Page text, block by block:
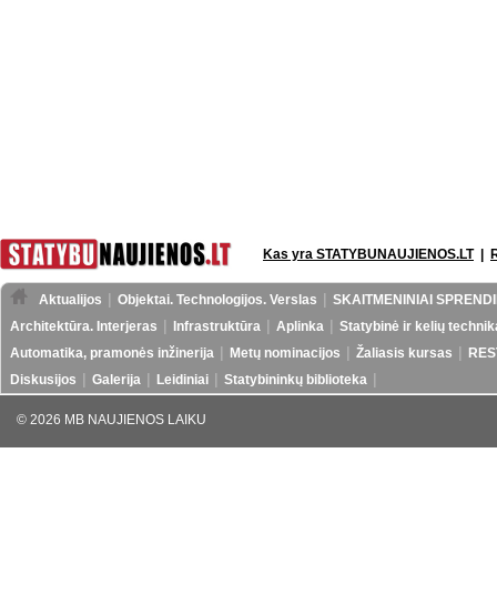
Kas yra STATYBUNAUJIENOS.LT|
Aktualijos Objektai. Technologijos. Verslas
SKAITMENINIAI
Architektūra. Interjeras
Infrastruktūra Aplinka
Statybinė ir kelių
Automatika, pramonės inžinerija
Metų nominacijos Žaliasis kursas
Diskusijos
Galerija Leidiniai Statybininkų biblioteka
© 2026 MB NAUJIENOS LAIKU